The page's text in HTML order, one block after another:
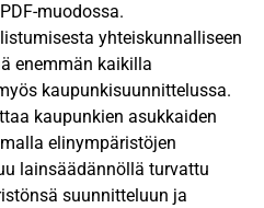
muodossa.
yhteiskunnalliseen
enemmän kaikilla
kaupunkisuunnittelussa.
kaupunkien asukkaiden
elinympäristöjen
lainsäädännöllä turvattu
suunnitteluun ja